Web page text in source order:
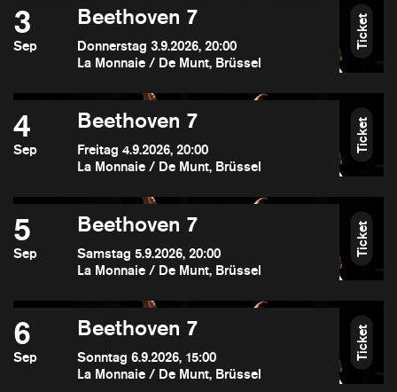
3
Sep
Beethoven 7
Donnerstag 3.9.2026, 20:00
La Monnaie / De Munt, Brüssel
Ticket
4
Sep
Beethoven 7
Freitag 4.9.2026, 20:00
La Monnaie / De Munt, Brüssel
Ticket
5
Sep
Beethoven 7
Samstag 5.9.2026, 20:00
La Monnaie / De Munt, Brüssel
Ticket
6
Sep
Beethoven 7
Sonntag 6.9.2026, 15:00
La Monnaie / De Munt, Brüssel
Ticket